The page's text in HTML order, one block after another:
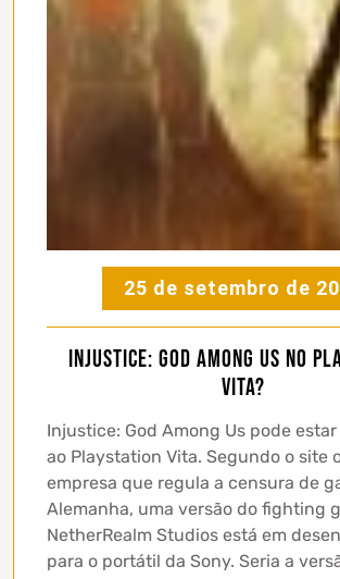
25 de setembro de
Injustice: God Among Us no
Vita?
Injustice: God Among Us pode
ao Playstation Vita. Segundo o site
empresa que regula a censura de
Alemanha, uma versão do fighting
NetherRealm Studios está em
para o portátil da Sony. Seria a